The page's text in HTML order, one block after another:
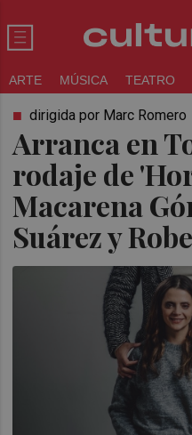
ARTE MÚSICA TEATRO
Arranca en
rodaje de
Macarena
Suárez y
dirigida por Marc Romero